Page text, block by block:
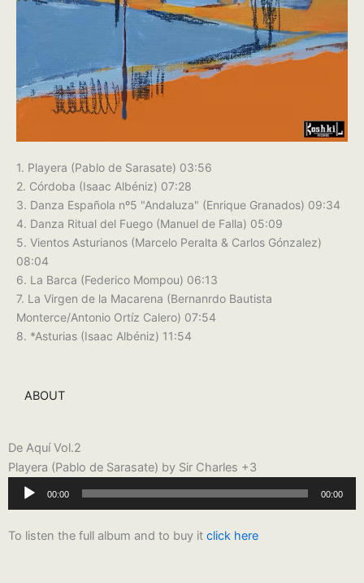
1. Playera (Pablo de Sarasate) 03:56
2. Córdoba (Isaac Albéniz) 07:28
3. Danza Española nº5 "Andaluza" (Enrique Granados) 09:34
4. Danza Ritual del Fuego (Manuel de Falla) 05:09
5. Vientos Asturianos (Marcelo Peralta & Carlos Gónzalez)
08:04
6. La Barca (Federico Mompou) 06:13
7. La Virgen de la Macarena (Bernanrdo Bautista
Monterce/Antonio Ortíz Calero) 07:54
8. *Asturias (Isaac Albéniz) 11:54
ABOUT
De Aquí Vol.2
Playera (Pablo de Sarasate) by Sir Charles +3
Reproductor
00:00 00:00
To listen the full album and to buy it click here